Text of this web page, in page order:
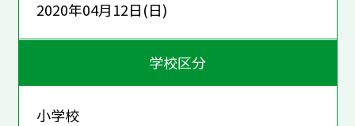
2020年04月12日(日)
学校区分
小学校